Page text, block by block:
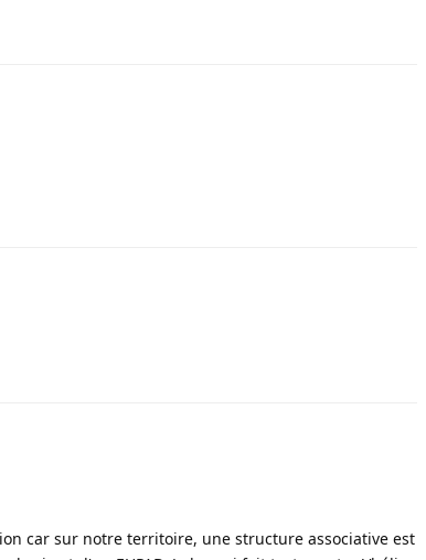
car sur notre territoire, une structure associative est